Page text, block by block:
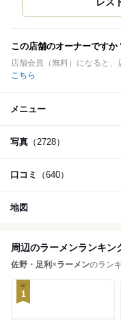
この店舗のオーナーですか
店舗会員（無料）になると、
こちら
メニュー
写真 （2728）
口コミ （640）
地図
周辺のラーメンランキン
佐野・足利 ×ラーメンのラン
1